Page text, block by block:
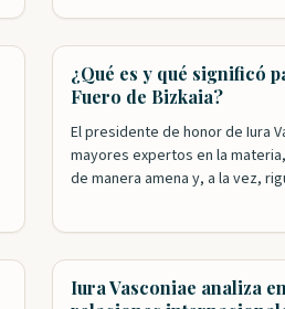
¿Qué es y qué significó
Fuero de Bizkaia?
El presidente de honor de Iura
mayores expertos en la
de manera amena y, a la vez,
Iura Vasconiae analiza